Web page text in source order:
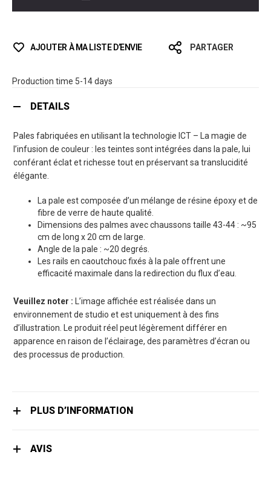
AJOUTER À MA LISTE D’ENVIE PARTAGER
Production time 5-14 days
DETAILS
Pales fabriquées en utilisant la technologie ICT – La magie de
l’infusion de couleur : les teintes sont intégrées dans la pale, lui
conférant éclat et richesse tout en préservant sa translucidité
élégante.
La pale est composée d’un mélange de résine époxy et de
fibre de verre de haute qualité.
Dimensions des palmes avec chaussons taille 43-44 : ~95
cm de long x 20 cm de large.
Angle de la pale : ~20 degrés.
Les rails en caoutchouc fixés à la pale offrent une
efficacité maximale dans la redirection du flux d’eau.
Veuillez noter : L’image affichée est réalisée dans un
environnement de studio et est uniquement à des fins
d’illustration. Le produit réel peut légèrement différer en
apparence en raison de l’éclairage, des paramètres d’écran ou
des processus de production.
PLUS D’INFORMATION
AVIS